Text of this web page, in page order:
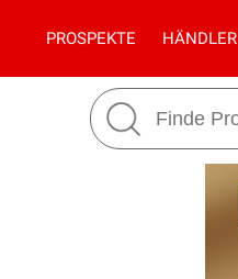
PROSPEKTE HÄNDLER